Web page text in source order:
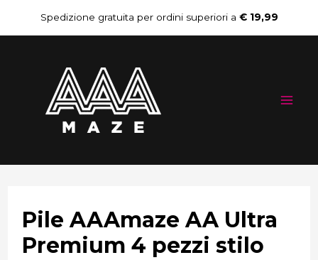
al
contenuto
Spedizione gratuita per ordini superiori a € 19,99
Pile AAAmaze AA Ultra
Premium 4 pezzi stilo
Navigazione
articoli